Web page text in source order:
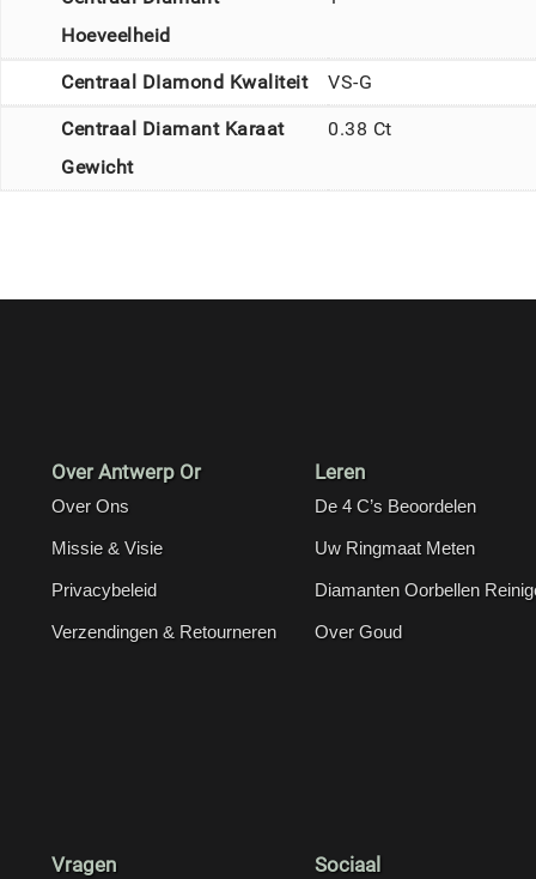
Hoeveelheid
Centraal DIamond Kwaliteit VS-G
Centraal Diamant Karaat
Gewicht
0.38 Ct
Over Antwerp Or
Over Ons
Missie & Visie
Privacybeleid
Verzendingen & Retourneren
Leren
De 4 C’s Beoordelen
Uw Ringmaat Meten
Diamanten Oorbellen
Over Goud
Vragen Sociaal